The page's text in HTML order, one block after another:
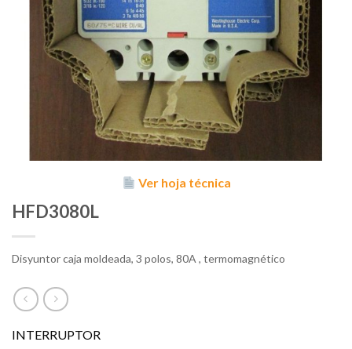
Ver hoja técnica
HFD3080L
Disyuntor caja moldeada, 3 polos, 80A , termomagnético
INTERRUPTOR